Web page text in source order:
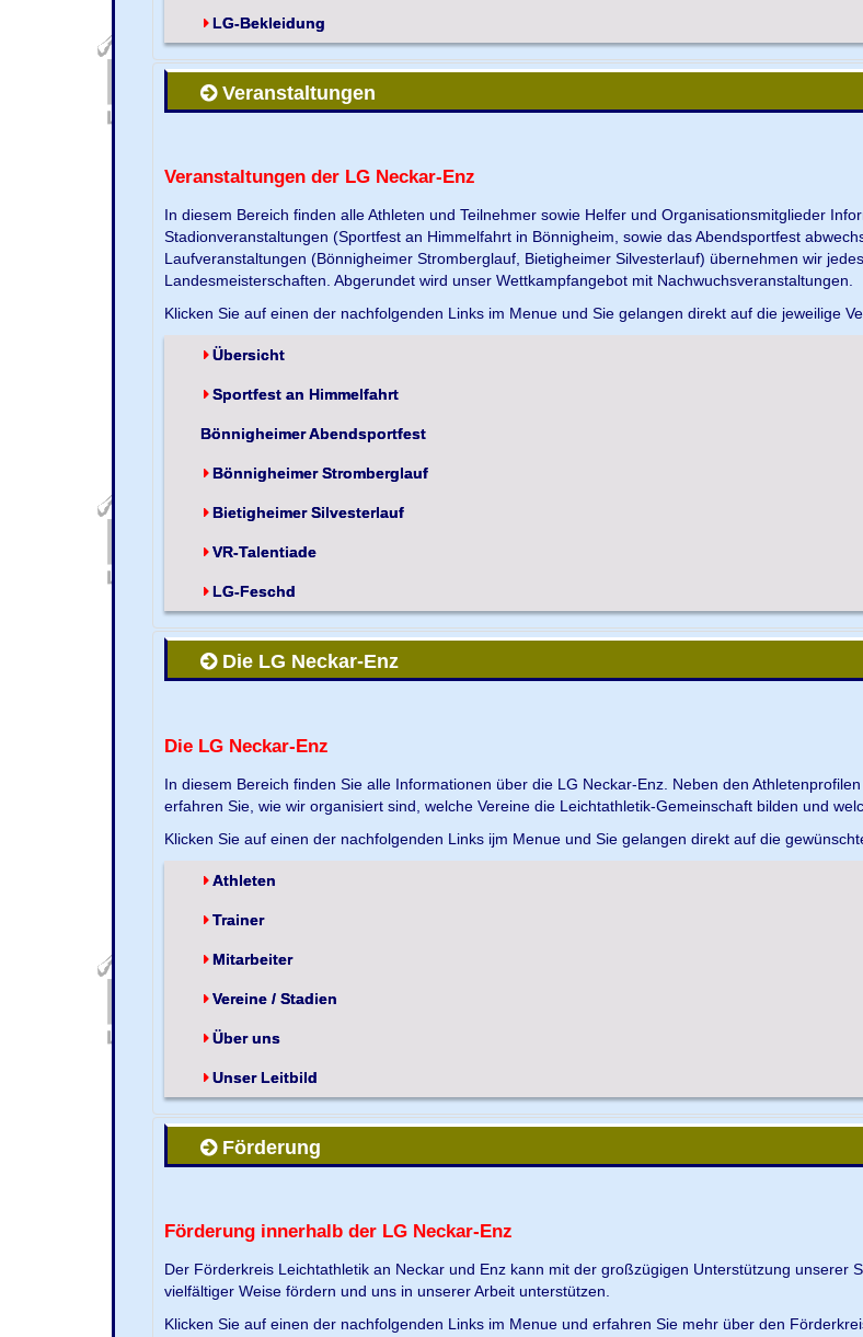
LG-Bekleidung
Veranstaltungen
Veranstaltungen der LG Neckar-Enz
In diesem Bereich finden alle Athleten und Teilnehmer sowie Helfer und Organisationsmitglieder
Stadionveranstaltungen (Sportfest an Himmelfahrt in Bönnigheim, sowie das Abendsportfest
Laufveranstaltungen (Bönnigheimer Stromberglauf, Bietigheimer Silvesterlauf) übernehmen wir
Landesmeisterschaften. Abgerundet wird unser Wettkampfangebot mit Nachwuchsveranstaltungen.
Klicken Sie auf einen der nachfolgenden Links im Menue und Sie gelangen direkt auf die jeweilige
Übersicht
Sportfest an Himmelfahrt
Bönnigheimer Abendsportfest
Bönnigheimer Stromberglauf
Bietigheimer Silvesterlauf
VR-Talentiade
LG-Feschd
Die LG Neckar-Enz
Die LG Neckar-Enz
In diesem Bereich finden Sie alle Informationen über die LG Neckar-Enz. Neben den
erfahren Sie, wie wir organisiert sind, welche Vereine die Leichtathletik-Gemeinschaft bilden und
Klicken Sie auf einen der nachfolgenden Links ijm Menue und Sie gelangen direkt auf die
Athleten
Trainer
Mitarbeiter
Vereine / Stadien
Über uns
Unser Leitbild
Förderung
Förderung innerhalb der LG Neckar-Enz
Der Förderkreis Leichtathletik an Neckar und Enz kann mit der großzügigen Unterstützung unserer
vielfältiger Weise fördern und uns in unserer Arbeit unterstützen.
Klicken Sie auf einen der nachfolgenden Links im Menue und erfahren Sie mehr über den